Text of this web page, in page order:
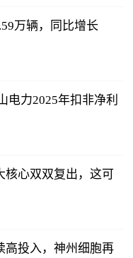
万辆，同比增长
电力2025年扣非净利
核心双双复出，这可
高投入，神州细胞再